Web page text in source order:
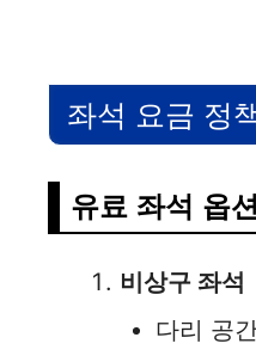
좌석 요금 정
유료 좌석 옵션
비상구 좌석
다리 공